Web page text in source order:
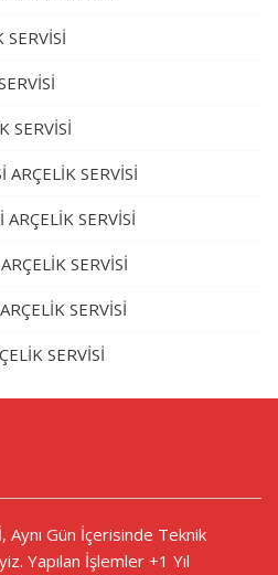
SERVİSİ
SERVİSİ
ARÇELİK SERVİSİ
SERVİSİ
SERVİSİ
SERVİSİ
SERVİSİ
Aynı Gün İçerisinde Teknik
Yapılan İşlemler +1 Yıl